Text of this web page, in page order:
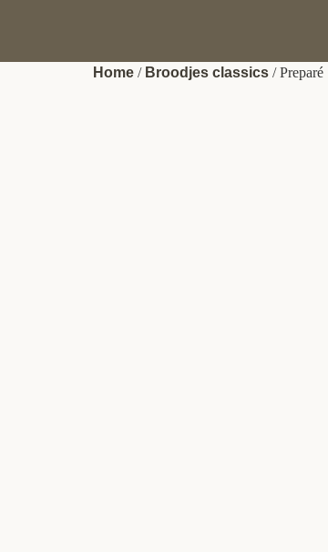
Home / Broodjes classics / Preparé